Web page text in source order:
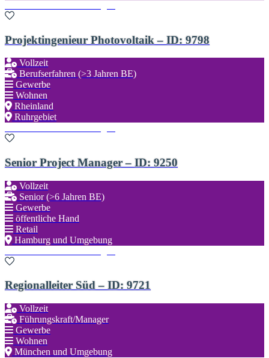
Projektingenieur Photovoltaik – ID: 9798
Vollzeit
Berufserfahren (>3 Jahren BE)
Gewerbe
Wohnen
Rheinland
Ruhrgebiet
Senior Project Manager – ID: 9250
Vollzeit
Senior (>6 Jahren BE)
Gewerbe
öffentliche Hand
Retail
Hamburg und Umgebung
Regionalleiter Süd – ID: 9721
Vollzeit
Führungskraft/Manager
Gewerbe
Wohnen
München und Umgebung